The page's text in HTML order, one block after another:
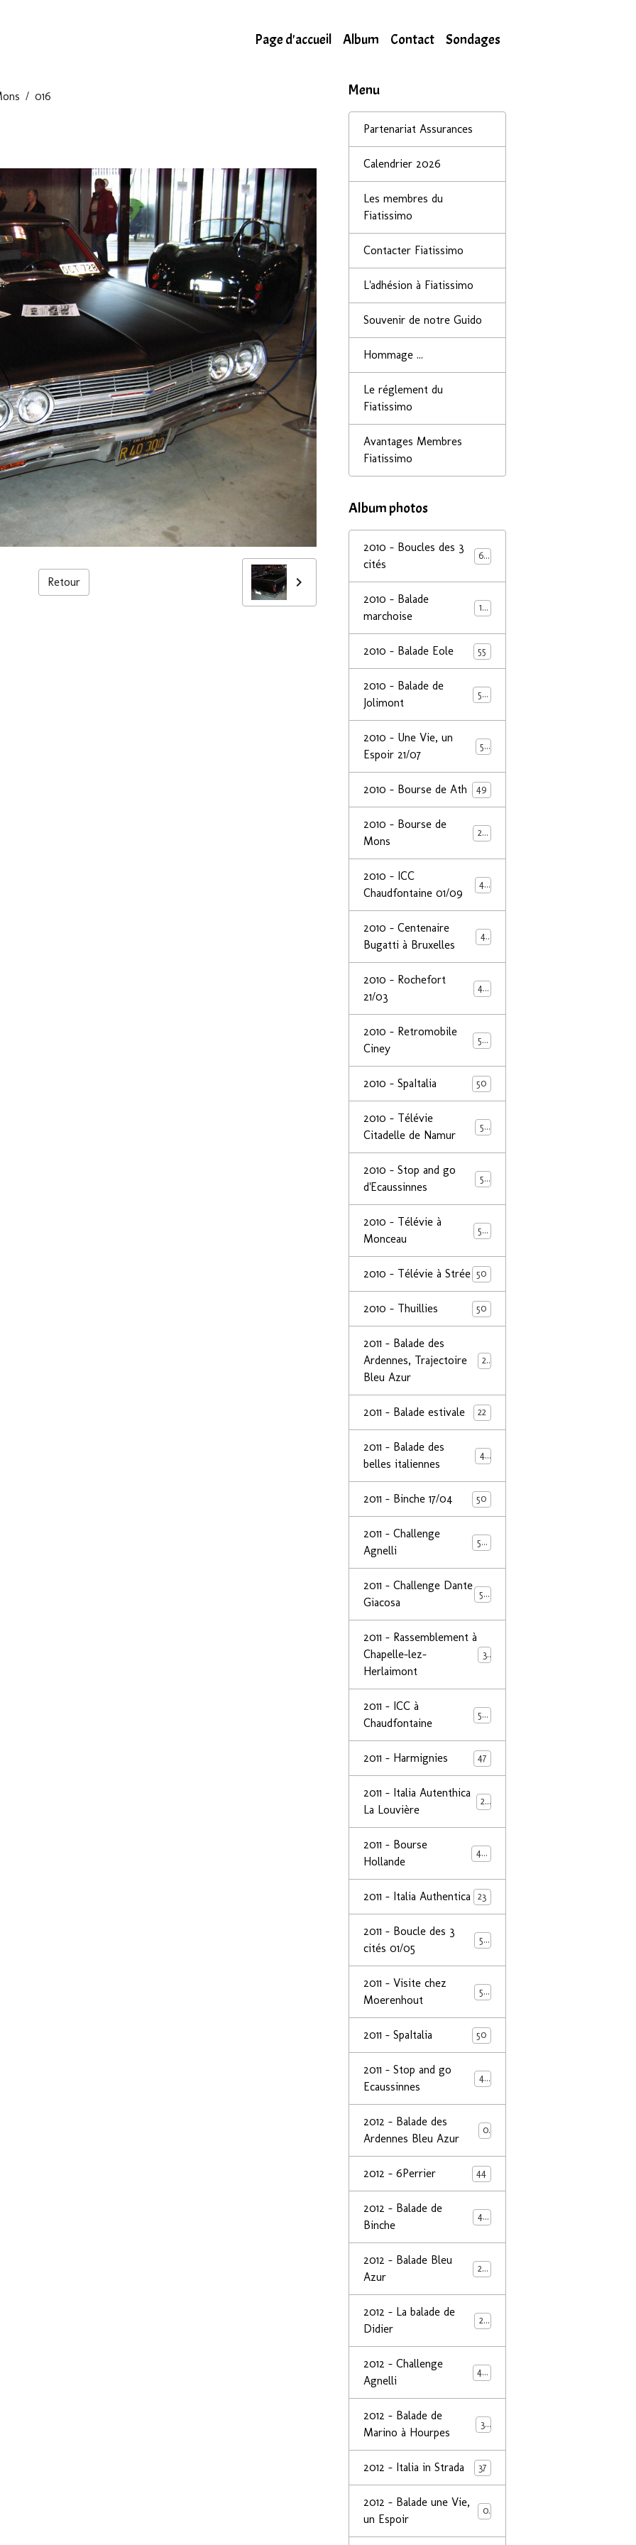
Page d'accueil Album Contact Sondages
016
Retour
Menu
Partenariat Assurances
Calendrier 2026
Les membres du
Fiatissimo
Contacter Fiatissimo
L'adhésion à Fiatissimo
Souvenir de notre Guido
Hommage ...
Le réglement du
Fiatissimo
Avantages Membres
Fiatissimo
Album photos
2010 - Boucles des 3
cités
68
2010 - Balade
marchoise
14
2010 - Balade Eole 55
2010 - Balade de
Jolimont
50
2010 - Une Vie, un
Espoir 21/07
53
2010 - Bourse de Ath 49
2010 - Bourse de
Mons
29
2010 - ICC
Chaudfontaine 01/09
44
2010 - Centenaire
Bugatti à Bruxelles
44
2010 - Rochefort
21/03
47
2010 - Retromobile
Ciney
50
2010 - SpaItalia 50
2010 - Télévie
Citadelle de Namur
50
2010 - Stop and go
d'Ecaussinnes
50
2010 - Télévie à
Monceau
50
2010 - Télévie à Strée 50
2010 - Thuillies 50
2011 - Balade des
Ardennes, Trajectoire
Bleu Azur
24
2011 - Balade estivale 22
2011 - Balade des
belles italiennes
49
2011 - Binche 17/04 50
2011 - Challenge
Agnelli
50
2011 - Challenge Dante
Giacosa
50
2011 - Rassemblement à
Chapelle-lez-
Herlaimont
32
2011 - ICC à
Chaudfontaine
50
2011 - Harmignies 47
2011 - Italia Autenthica
La Louvière
23
2011 - Bourse
Hollande
40
2011 - Italia Authentica 23
2011 - Boucle des 3
cités 01/05
50
2011 - Visite chez
Moerenhout
50
2011 - SpaItalia 50
2011 - Stop and go
Ecaussinnes
44
2012 - Balade des
Ardennes Bleu Azur
0
2012 - 6Perrier 44
2012 - Balade de
Binche
48
2012 - Balade Bleu
Azur
26
2012 - La balade de
Didier
25
2012 - Challenge
Agnelli
44
2012 - Balade de
Marino à Hourpes
39
2012 - Italia in Strada 37
2012 - Balade une Vie,
un Espoir
0